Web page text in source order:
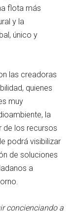
flota más
y la
único y
las creadoras
quienes
muy
la
de los recursos
podrá visibilizar
de soluciones
a
concienciando a